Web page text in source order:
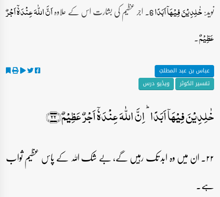
نوید:خٰلِدِیۡنَ فِیۡہَاۤ اَبَدًا6۔ اجر عظیم کی بشارت اس کے علاوہ
اَنَّ اللّٰہَ عِنۡدَہٗۤ اَجۡرٌ
عَظِیۡمٌ۔
عباس بن عبد المطلبؓ
تفسیر الکوثر
ویڈیو درس
خٰلِدِیۡنَ فِیۡہَاۤ اَبَدًا ؕ اِنَّ اللّٰہَ عِنۡدَہٗۤ اَجۡرٌ عَظِیۡمٌ﴿۲۲﴾
۲۲۔ ان میں وہ ابد تک رہیں گے، بے شک اللہ کے پاس عظیم ثواب
ہے۔